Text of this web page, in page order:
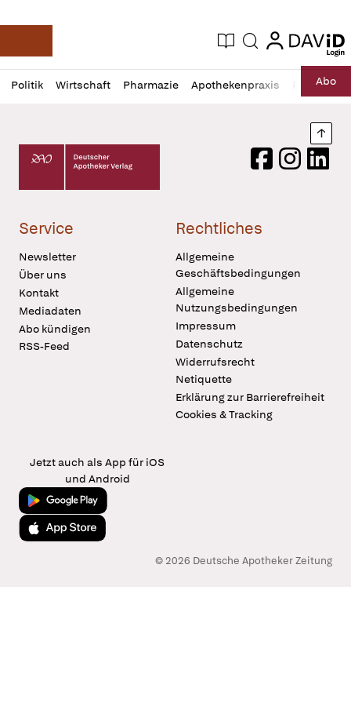
Deutsche Apotheker Zeitung
Aktuelle Ausgabe
Suche login
login
Politik Wirtschaft Pharmazie Apothekenpraxis RechtAbo
Profil
öffnen
Daz
Pur
Deutscher Apotheker Verlag Logo
FacebookInstagram
Service
Newsletter
Über uns
Kontakt
Mediadaten
Abo kündigen
RSS-Feed
Rechtliches
Allgemeine
Geschäftsbedingungen
Allgemeine
Nutzungsbedingungen
Impressum
Datenschutz
Widerrufsrecht
Netiquette
Erklärung zur Barrierefreiheit
Cookies & Tracking
Jetzt auch als App für iOS
und Android
Jetzt bei Google Play
Laden im App Store
© 2026 Deutsche Apotheker Zeitung